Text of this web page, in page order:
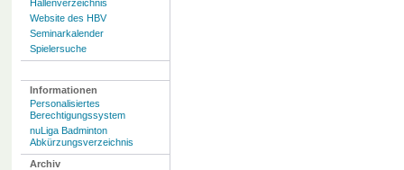
Hallenverzeichnis
Website des HBV
Seminarkalender
Spielersuche
Informationen
Personalisiertes
Berechtigungssystem
nuLiga Badminton
Abkürzungsverzeichnis
Archiv